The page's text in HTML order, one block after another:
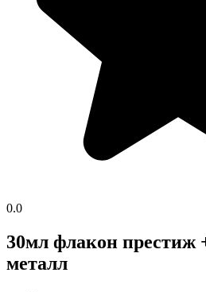
0.0
30мл флакон престиж
металл